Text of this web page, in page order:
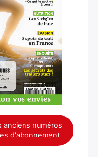
anciens numéros
d'abonnement